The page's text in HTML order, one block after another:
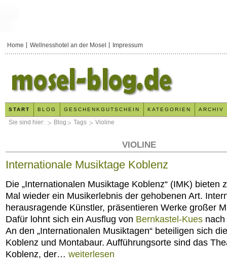
Sie sind hier: Blog Tags Violine
VIOLINE
Internationale Musiktage Koblenz
Die „Internationalen Musiktage Koblenz“ (IMK) bieten
Mal wieder ein Musikerlebnis der gehobenen Art.
herausragende Künstler, präsentieren Werke großer
Dafür lohnt sich ein Ausflug von Bernkastel-Kues
An den „Internationalen Musiktagen“ beteiligen sich
Koblenz und Montabaur. Aufführungsorte sind das
Koblenz, der… weiterlesen
x
Home Wellnesshotel an der Mosel Impressum
START BLOG GESCHENKGUTSCHEIN KATEGORIEN ARCHIV